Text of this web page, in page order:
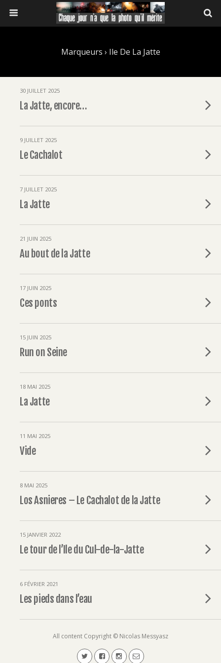
Marqueurs › Ile De La Jatte
30 JUILLET 2025
La Jatte, encore…
9 JUILLET 2025
Le Cachalot
7 JUILLET 2025
La Jatte
21 JUIN 2025
Au bout de la Jatte
17 JUIN 2025
Ces ponts
15 JUIN 2025
Run on Seine
18 MAI 2025
La Jatte
11 MAI 2025
Vide
8 MAI 2025
Los Asnieres – Le Cachalot de la Jatte
15 JANVIER 2022
Le tour de l’Ile du Cul-de-la-Jatte
6 FÉVRIER 2021
Les pieds dans l’eau
All content Copyright © Nicolas Messyasz